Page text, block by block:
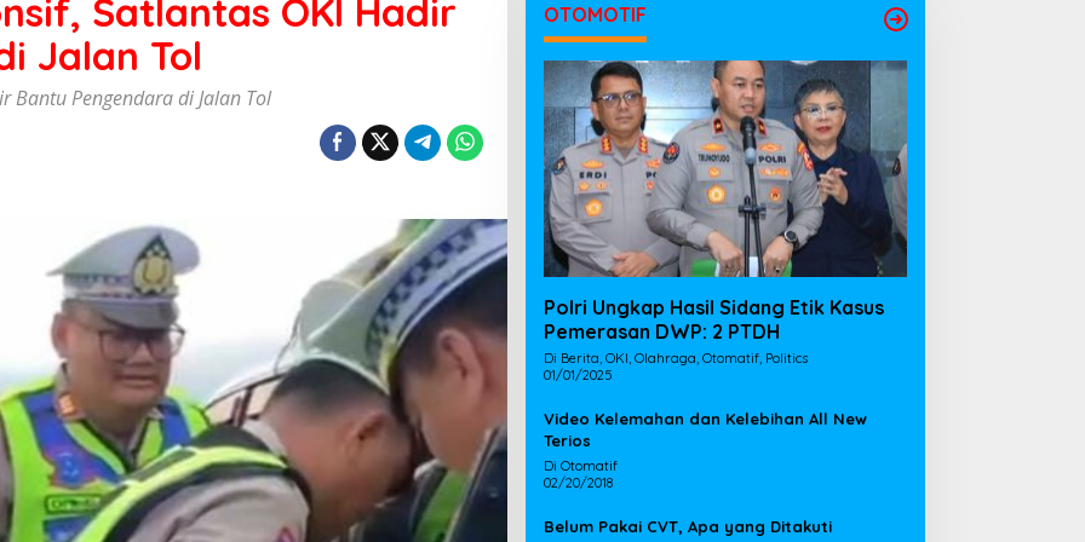
Satlantas OKI Hadir
Jalan Tol
Bantu Pengendara di Jalan Tol
OTOMOTIF
Polri Ungkap Hasil Sidang Etik Kasus
Pemerasan DWP: 2 PTDH
Di Berita, OKI, Olahraga, Otomatif, Politics
01/01/2025
Video Kelemahan dan Kelebihan All New
Terios
Di Otomatif
02/20/2018
Belum Pakai CVT, Apa yang Ditakuti